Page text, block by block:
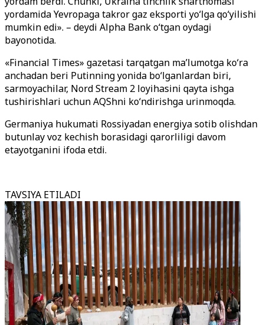
yordamida Yevropaga takror gaz eksporti yo‘lga qo‘yilishi
mumkin edi». – deydi Alpha Bank o‘tgan oydagi
bayonotida.
«Financial Times» gazetasi tarqatgan ma’lumotga ko‘ra
anchadan beri Putinning yonida bo‘lganlardan biri,
sarmoyachilar, Nord Stream 2 loyihasini qayta ishga
tushirishlari uchun AQShni ko‘ndirishga urinmoqda.
Germaniya hukumati Rossiyadan energiya sotib olishdan
butunlay voz kechish borasidagi qarorliligi davom
etayotganini ifoda etdi.
TAVSIYA ETILADI